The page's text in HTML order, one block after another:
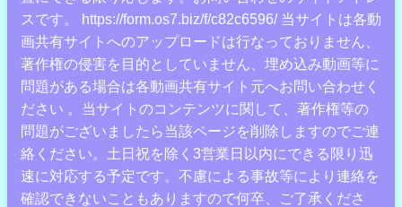
スです。 https://form.os7.biz/f/c82c6596/ 当サイトは各動
画共有サイトへのアップロードは行なっておりません、
著作権の侵害を目的としていません、埋め込み動画等に
問題がある場合は各動画共有サイト元へお問い合わせく
ださい 。当サイトのコンテンツに関して、著作権等の
問題がございましたら当該ページを削除しますのでご連
絡ください。土日祝を除く3営業日以内にできる限り迅
速に対応する予定です。不慮による事故等により連絡を
確認できないこともありますので何卒、ご了承くださ